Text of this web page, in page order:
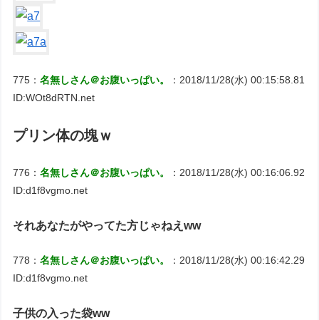
775：名無しさん＠お腹いっぱい。
：2018/11/28(水) 00:15:58.81
ID:WOt8dRTN.net
プリン体の塊ｗ
776：名無しさん＠お腹いっぱい。
：2018/11/28(水) 00:16:06.92
ID:d1f8vgmo.net
それあなたがやってた方じゃねえww
778：名無しさん＠お腹いっぱい。
：2018/11/28(水) 00:16:42.29
ID:d1f8vgmo.net
子供の入った袋ww